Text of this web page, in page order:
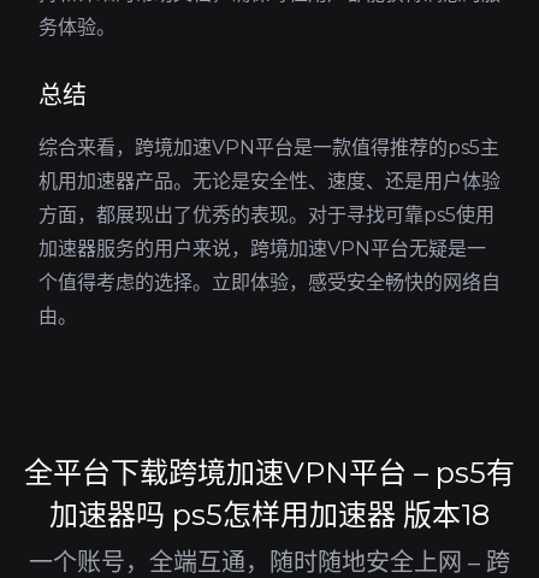
务体验。
总结
综合来看，跨境加速VPN平台是一款值得推荐的ps5主
机用加速器产品。无论是安全性、速度、还是用户体验
方面，都展现出了优秀的表现。对于寻找可靠ps5使用
加速器服务的用户来说，跨境加速VPN平台无疑是一
个值得考虑的选择。立即体验，感受安全畅快的网络自
由。
全平台下载跨境加速VPN平台 – ps5有
加速器吗 ps5怎样用加速器 版本18
一个账号，全端互通，随时随地安全上网 – 跨